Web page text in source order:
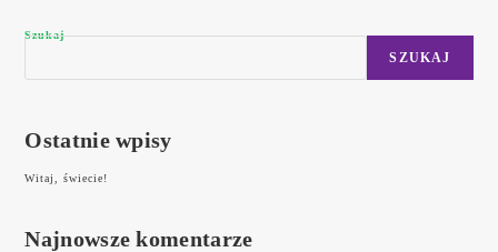
Szukaj
SZUKAJ
Ostatnie wpisy
Witaj, świecie!
Najnowsze komentarze